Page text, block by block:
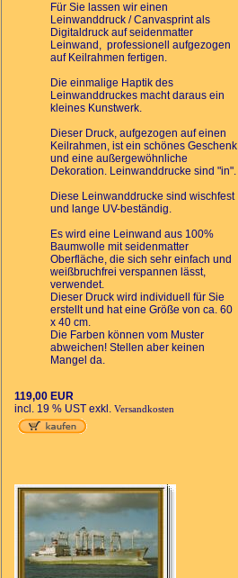
Für Sie lassen wir einen
Leinwanddruck / Canvasprint als
Digitaldruck auf seidenmatter
Leinwand, professionell aufgezogen
auf Keilrahmen fertigen.
Die einmalige Haptik des
Leinwanddruckes macht daraus ein
kleines Kunstwerk.
Dieser Druck, aufgezogen auf einen
Keilrahmen, ist ein schönes Geschenk
und eine außergewöhnliche
Dekoration. Leinwanddrucke sind "in".
Diese Leinwanddrucke sind wischfest
und lange UV-beständig.
Es wird eine Leinwand aus 100%
Baumwolle mit seidenmatter
Oberfläche, die sich sehr einfach und
weißbruchfrei verspannen lässt,
verwendet.
Dieser Druck wird individuell für Sie
erstellt und hat eine Größe von ca. 60
x 40 cm.
Die Farben können vom Muster
abweichen! Stellen aber keinen
Mangel da.
119,00 EUR
incl. 19 % UST exkl. Versandkosten